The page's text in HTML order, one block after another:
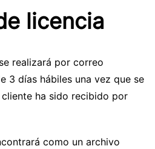
licencia
realizará por correo
3 días hábiles una vez que se
ha sido recibido por
como un archivo